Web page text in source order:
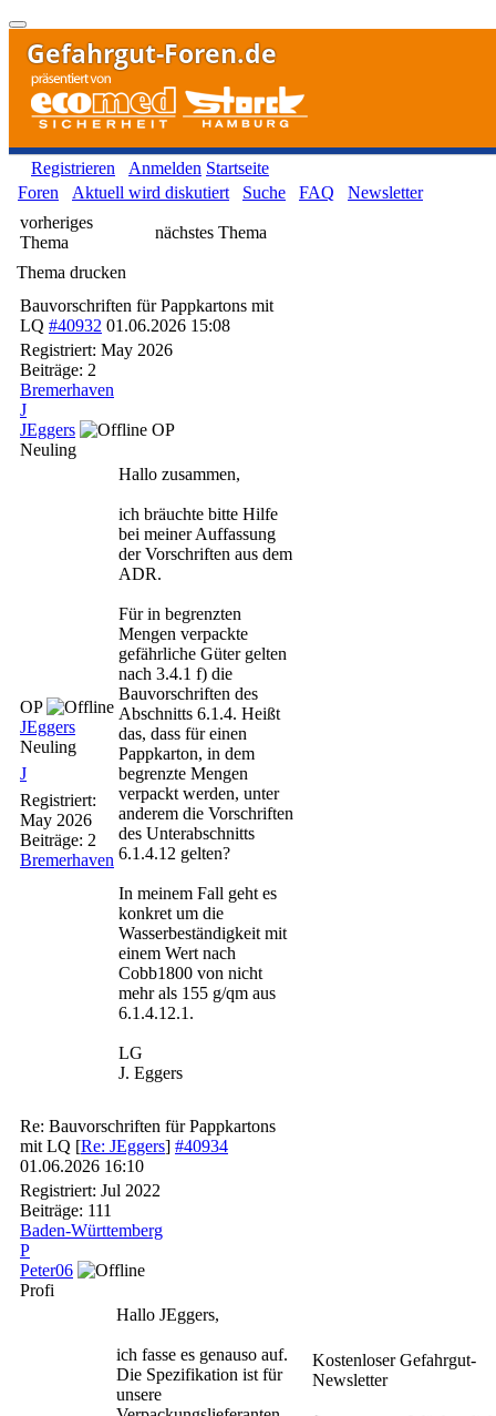
Gefahrgut-Foren.de
Registrieren Anmelden Startseite
Foren
Aktuell wird diskutiert Suche FAQ
Newsletter
vorheriges
Thema
nächstes Thema
Thema drucken
Bauvorschriften für Pappkartons mit
LQ #40932 01.06.2026 15:08
Registriert: May 2026
Beiträge: 2
Bremerhaven
J
JEggers
OP
Neuling
OP
JEggers
Neuling
J
Registriert:
May 2026
Beiträge: 2
Bremerhaven
Hallo zusammen,
ich bräuchte bitte Hilfe
bei meiner Auffassung
der Vorschriften aus dem
ADR.
Für in begrenzten
Mengen verpackte
gefährliche Güter gelten
nach 3.4.1 f) die
Bauvorschriften des
Abschnitts 6.1.4. Heißt
das, dass für einen
Pappkarton, in dem
begrenzte Mengen
verpackt werden, unter
anderem die Vorschriften
des Unterabschnitts
6.1.4.12 gelten?
In meinem Fall geht es
konkret um die
Wasserbeständigkeit mit
einem Wert nach
Cobb1800 von nicht
mehr als 155 g/qm aus
6.1.4.12.1.
LG
J. Eggers
Re: Bauvorschriften für Pappkartons
mit LQ [Re: JEggers] #40934
01.06.2026 16:10
Registriert: Jul 2022
Beiträge: 111
Baden-Württemberg
P
Peter06
Profi
Hallo JEggers,
ich fasse es genauso auf.
Die Spezifikation ist für
unsere
Kostenloser Gefahrgut-
Newsletter